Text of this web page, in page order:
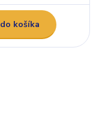
košíka